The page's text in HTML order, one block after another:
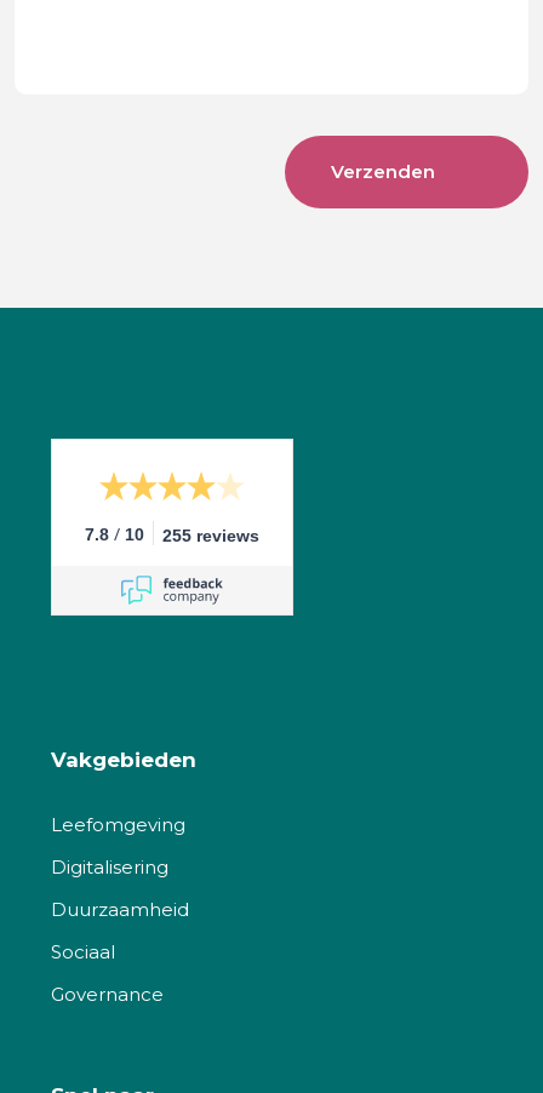
7.8 / 10 255 reviews
Vakgebieden
Leefomgeving
Digitalisering
Duurzaamheid
Sociaal
Governance